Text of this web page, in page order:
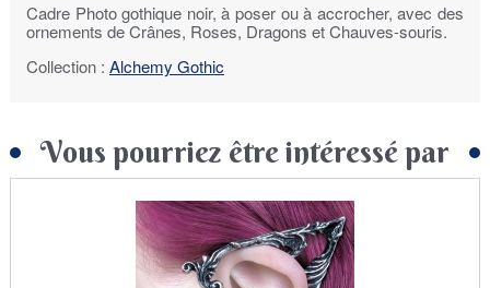
Cadre Photo gothique noir, à poser ou à accrocher, avec des
ornements de Crânes, Roses, Dragons et Chauves-souris.
Collection : Alchemy Gothic
Vous pourriez être intéressé par